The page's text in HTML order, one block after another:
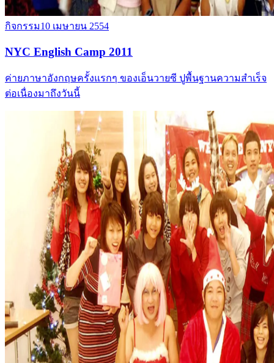
กิจกรรม10 เมษายน 2554
NYC English Camp 2011
ค่ายภาษาอังกฤษครั้งแรกๆ ของเอ็นวายซี ปูพื้นฐานความสำเร็จ
ต่อเนื่องมาถึงวันนี้